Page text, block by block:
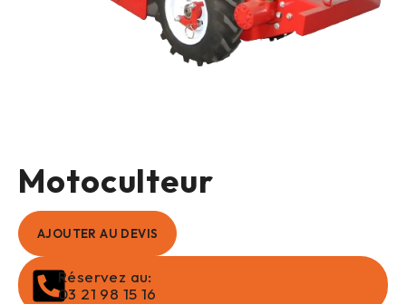
Motoculteur
AJOUTER AU DEVIS
Réservez au:
03 21 98 15 16